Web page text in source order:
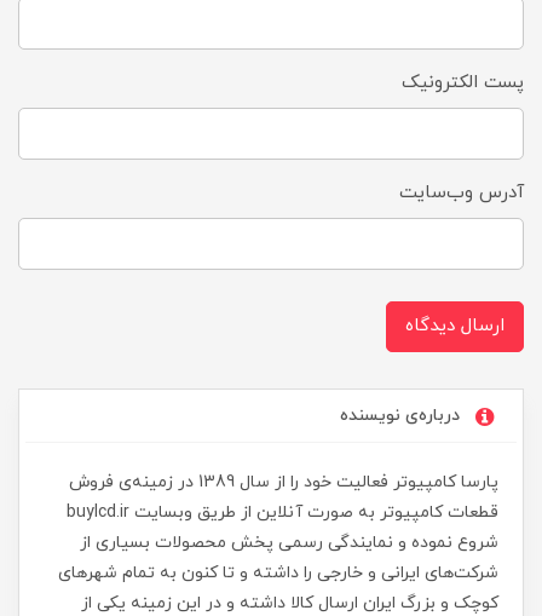
پست الکترونیک
آدرس وب‌سایت
ارسال دیدگاه
درباره‌ی نویسنده
پارسا کامپیوتر فعالیت خود را از سال 1389 در زمینه‌ی فروش
قطعات کامپیوتر به صورت آنلاین از طریق وبسایت buylcd.ir
شروع نموده و نمایندگی رسمی پخش محصولات بسیاری از
شرکت‌های ایرانی و خارجی را داشته و تا کنون به تمام شهرهای
کوچک و بزرگ ایران ارسال کالا داشته و در این زمینه یکی از